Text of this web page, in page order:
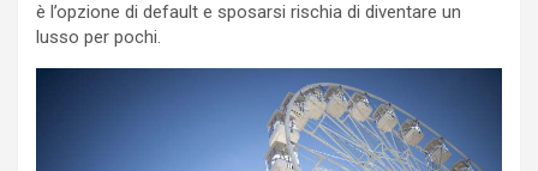
è l’opzione di default e sposarsi rischia di diventare un
lusso per pochi.